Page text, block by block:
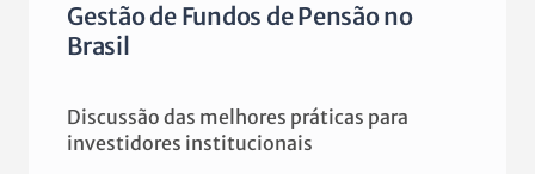
Gestão de Fundos de Pensão no
Brasil
Discussão das melhores práticas para
investidores institucionais